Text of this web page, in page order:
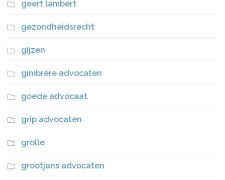
geert lambert
gezondheidsrecht
gijzen
gimbrère advocaten
goede advocaat
grip advocaten
grolle
grootjans advocaten